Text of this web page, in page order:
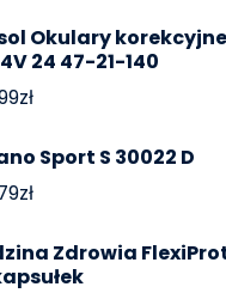
Okulary korekcyjne
24 47-21-140
zł
Sport S 30022 D
zł
Zdrowia